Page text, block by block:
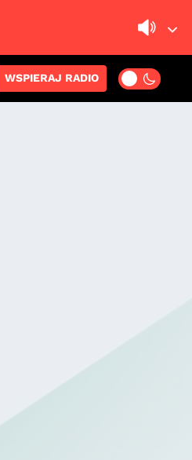
WSPIERAJ RADIO